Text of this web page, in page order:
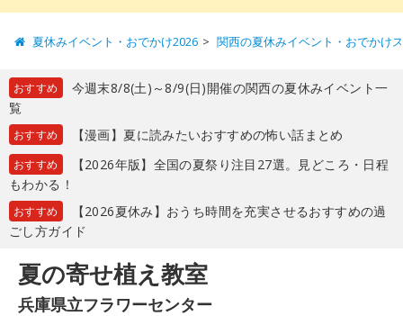
夏休みイベント・おでかけ2026 関西の夏休みイベント・おでかけ
おすすめ
今週末8/8(土)～8/9(日)開催の関西の夏休みイベント一
覧
おすすめ 【漫画】夏に読みたいおすすめの怖い話まとめ
おすすめ
【2026年版】全国の夏祭り注目27選。見どころ・日程
もわかる！
おすすめ
【2026夏休み】おうち時間を充実させるおすすめの過
ごし方ガイド
夏の寄せ植え教室
兵庫県立フラワーセンター